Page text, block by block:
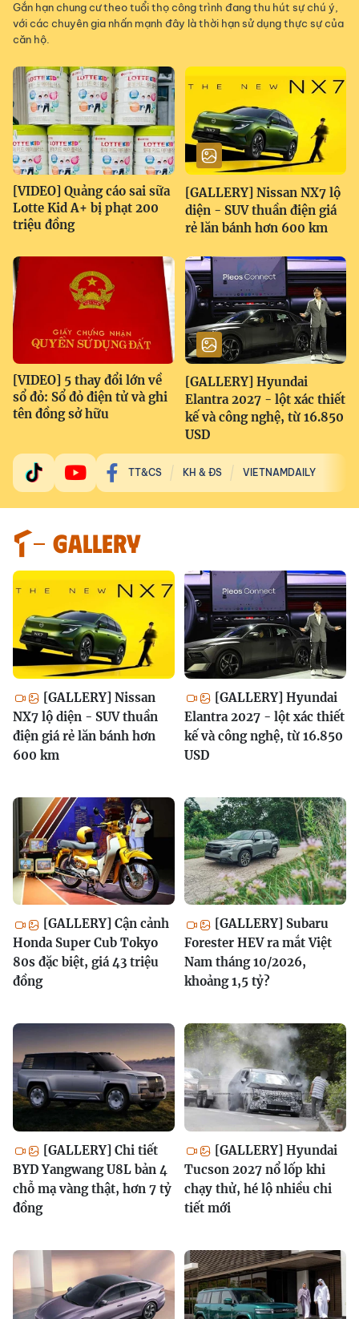
Gắn hạn chung cư theo tuổi thọ công trình đang thu hút sự chú ý,
với các chuyên gia nhấn mạnh đây là thời hạn sử dụng thực sự của
căn hộ.
[VIDEO] Quảng cáo sai sữa
Lotte Kid A+ bị phạt 200
triệu đồng
[GALLERY] Nissan NX7 lộ
diện - SUV thuần điện giá
rẻ lăn bánh hơn 600 km
[VIDEO] 5 thay đổi lớn về
sổ đỏ: Sổ đỏ điện tử và ghi
tên đồng sở hữu
[GALLERY] Hyundai
Elantra 2027 - lột xác thiết
kế và công nghệ, từ 16.850
USD
TT&CS KH & ĐS VIETNAMDAILY
GALLERY
[GALLERY] Nissan
NX7 lộ diện - SUV thuần
điện giá rẻ lăn bánh hơn
600 km
[GALLERY] Hyundai
Elantra 2027 - lột xác thiết
kế và công nghệ, từ 16.850
USD
[GALLERY] Cận cảnh
Honda Super Cub Tokyo
80s đặc biệt, giá 43 triệu
đồng
[GALLERY] Subaru
Forester HEV ra mắt Việt
Nam tháng 10/2026,
khoảng 1,5 tỷ?
[GALLERY] Chi tiết
BYD Yangwang U8L bản 4
chỗ mạ vàng thật, hơn 7 tỷ
đồng
[GALLERY] Hyundai
Tucson 2027 nổ lốp khi
chạy thử, hé lộ nhiều chi
tiết mới